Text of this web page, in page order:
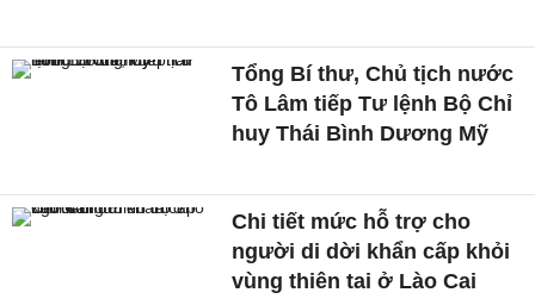
Tổng Bí thư, Chủ tịch nước
Tô Lâm tiếp Tư lệnh Bộ Chỉ
huy Thái Bình Dương Mỹ
Chi tiết mức hỗ trợ cho
người di dời khẩn cấp khỏi
vùng thiên tai ở Lào Cai